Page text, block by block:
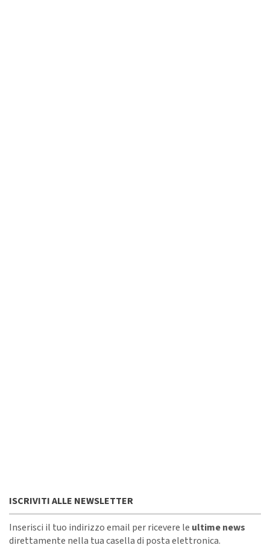
ISCRIVITI ALLE NEWSLETTER
Inserisci il tuo indirizzo email per ricevere le ultime news
direttamente nella tua casella di posta elettronica.